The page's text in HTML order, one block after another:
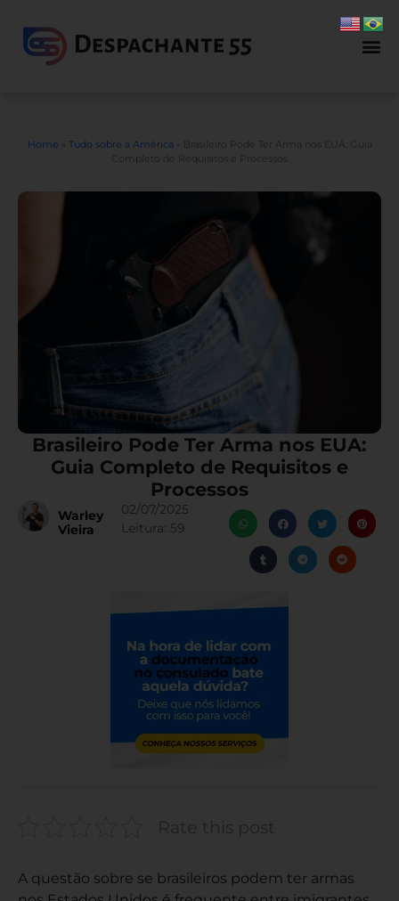
Home Tudo sobre a América
Brasileiro Pode Ter Arma nos EUA: Guia
Completo de Requisitos e Processos
Brasileiro Pode Ter Arma nos EUA:
Guia Completo de Requisitos e
Processos
Warley
Vieira
02/07/2025
Leitura: 59
A questão sobre se brasileiros podem ter armas